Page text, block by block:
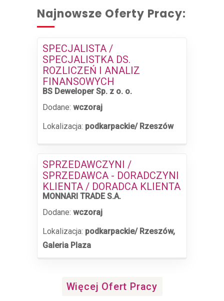
Najnowsze Oferty Pracy:
SPECJALISTA /
SPECJALISTKA DS.
ROZLICZEŃ I ANALIZ
FINANSOWYCH
BS Deweloper Sp. z o. o.
Dodane: wczoraj
Lokalizacja: podkarpackie/ Rzeszów
SPRZEDAWCZYNI /
SPRZEDAWCA - DORADCZYNI
KLIENTA / DORADCA KLIENTA
MONNARI TRADE S.A.
Dodane: wczoraj
Lokalizacja: podkarpackie/ Rzeszów,
Galeria Plaza
Więcej Ofert Pracy